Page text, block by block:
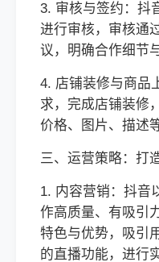
3. 审核与签约：抖
进行审核，审核通
议，明确合作细节
4. 店铺装修与商品
求，完成店铺装修
价格、图片、描述
三、运营策略：打
1. 内容营销：抖音
作高质量、有吸引
特色与优势，吸引
的直播功能，进行